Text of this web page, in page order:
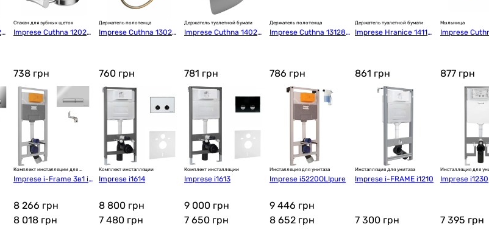
Стакан для зубных щеток
Imprese Cuthna 12028
738 грн
Держатель полотенца
Imprese Cuthna 13028
760 грн
Держатель туалетной бумаги
Imprese Cuthna 14028
781 грн
Держатель полотенца
Imprese Cuthna 13128
786 грн
Держатель туалетной бумаги
Imprese Hranice 14110
861 грн
Мыльница
Imprese
877 грн
Комплект инсталляции для
унитаза
Imprese i-Frame 3в1 i9
8 266 грн
8 018 грн
Комплект инсталляции
Imprese i1614
8 800 грн
7 480 грн
Комплект инсталляции
Imprese i1613
9 000 грн
7 650 грн
Инсталляция для унитаза
Imprese i5220OLIpure
9 446 грн
8 652 грн
Инсталляция для унитаза
Imprese i-FRAME i1210
7 300 грн
Инсталляция для
Imprese i1230
7 395 грн